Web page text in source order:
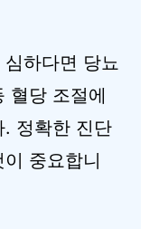
하다면 당뇨
혈당 조절에
. 정확한 진단
중요합니